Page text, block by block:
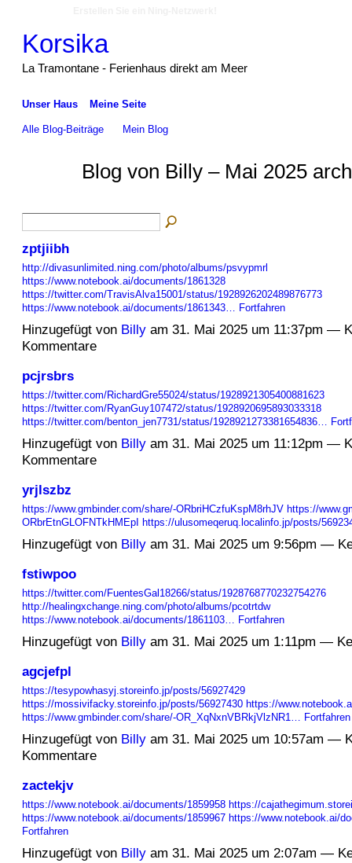
Korsika
La Tramontane - Ferienhaus direkt am Meer
Unser Haus Meine Seite
Alle Blog-Beiträge Mein Blog
Blog von Billy – Mai 2025
zptjiibh
http://divasunlimited.ning.com/photo/albums/psvypmrl
https://www.notebook.ai/documents/1861328
https://twitter.com/TravisAlva15001/status/1928926202489876773
https://www.notebook.ai/documents/1861343…
Fortfahren
Hinzugefügt von Billyam 31. Mai 2025 um 11:37pm —
Kommentare
pcjrsbrs
https://twitter.com/RichardGre55024/status/1928921305400881623
https://twitter.com/RyanGuy107472/status/1928920695893033318
https://twitter.com/benton_jen7731/status/1928921273381654836…
Hinzugefügt von Billyam 31. Mai 2025 um 11:12pm —
Kommentare
yrjlszbz
https://www.gmbinder.com/share/-ORbriHCzfuKspM8rhJV https://
ORbrEtnGLOFNTkHMEpI
https://ulusomeqeruq.localinfo.jp/posts/
Hinzugefügt von Billyam 31. Mai 2025 um 9:56pm —
fstiwpoo
https://twitter.com/FuentesGal18266/status/1928768770232754276
http://healingxchange.ning.com/photo/albums/pcotrtdw
https://www.notebook.ai/documents/1861103…
Fortfahren
Hinzugefügt von Billyam 31. Mai 2025 um 1:11pm —
agcjefpl
https://tesypowhasyj.storeinfo.jp/posts/56927429
https://mossivifacky.storeinfo.jp/posts/56927430 https://
https://www.gmbinder.com/share/-OR_XqNxnVBRkjVlzNR1…
Fortfahren
Hinzugefügt von Billyam 31. Mai 2025 um 10:57am —
Kommentare
zactekjv
https://www.notebook.ai/documents/1859958 https://
https://www.notebook.ai/documents/1859967 https://www.notebook.ai/
Fortfahren
Hinzugefügt von Billyam 31. Mai 2025 um 2:07am —